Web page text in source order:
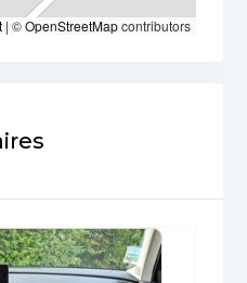
| ©OpenStreetMapcontributors